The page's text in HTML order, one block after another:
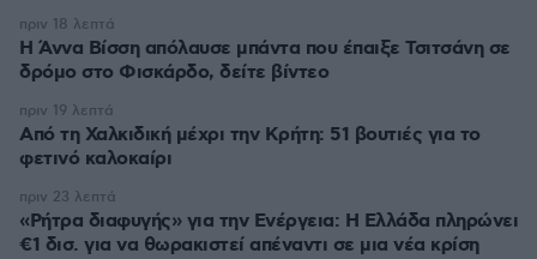
Η Άννα Βίσση απόλαυσε μπάντα που έπαιξε Τσιτσάνη σε
δρόμο στο Φισκάρδο, δείτε βίντεο
πριν 18 λεπτά
Από τη Χαλκιδική μέχρι την Κρήτη: 51 βουτιές για το
φετινό καλοκαίρι
πριν 19 λεπτά
«Ρήτρα διαφυγής» για την Ενέργεια: Η Ελλάδα πληρώνει
€1 δισ. για να θωρακιστεί απέναντι σε μια νέα κρίση
πριν 23 λεπτά